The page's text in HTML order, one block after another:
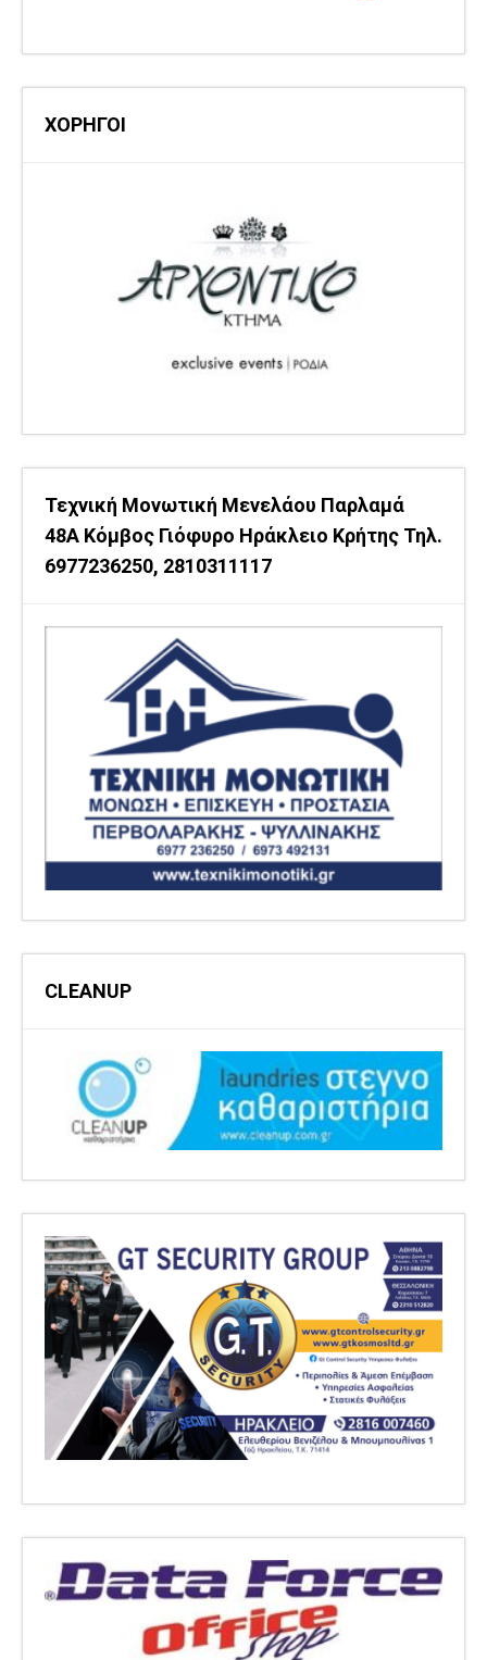
ΧΟΡΗΓΟΙ
Τεχνική Μονωτική Μενελάου Παρλαμά
48Α Κόμβος Γιόφυρο Ηράκλειο Κρήτης Τηλ.
6977236250, 2810311117
CLEANUP